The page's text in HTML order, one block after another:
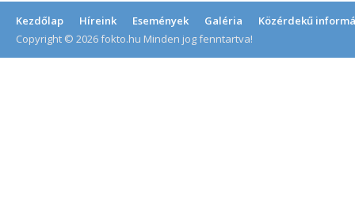
Kezdőlap Híreink Események Galéria
Közérdekű
Copyright © 2026 fokto.hu Minden jog fenntartva!